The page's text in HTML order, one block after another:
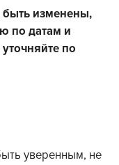
быть изменены,
по датам и
по
уверенным, не